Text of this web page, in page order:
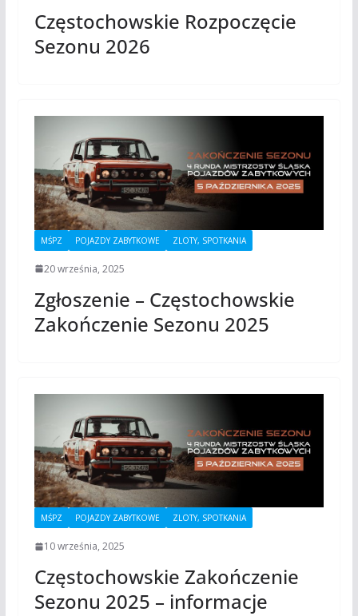
Częstochowskie Rozpoczęcie
Sezonu 2026
MŚPZ POJAZDY ZABYTKOWE ZLOTY, SPOTKANIA
20 września, 2025
Zgłoszenie – Częstochowskie
Zakończenie Sezonu 2025
MŚPZ POJAZDY ZABYTKOWE ZLOTY, SPOTKANIA
10 września, 2025
Częstochowskie Zakończenie
Sezonu 2025 – informacje